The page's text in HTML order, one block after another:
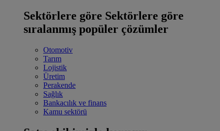
Sektörlere göre Sektörlere göre
sıralanmış popüler çözümler
Otomotiv
Tarım
Lojistik
Üretim
Perakende
Sağlık
Bankacılık ve finans
Kamu sektörü